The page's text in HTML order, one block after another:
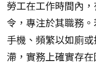
勞工在工作時間內
令，專注於其職務
手機、頻繁以如廁
滯，實務上確實存